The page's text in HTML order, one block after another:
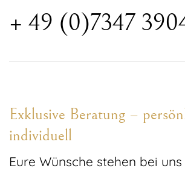
+ 49 (0)7347
Exklusive Beratung –
individuell
Eure Wünsche stehen bei